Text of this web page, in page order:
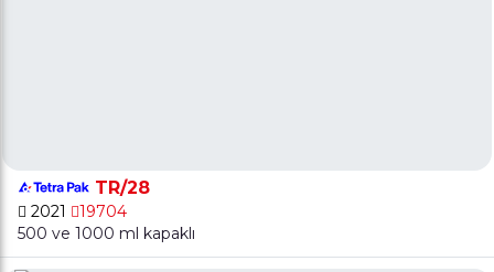
TR/28
2021
19704
500 ve 1000 ml kapaklı